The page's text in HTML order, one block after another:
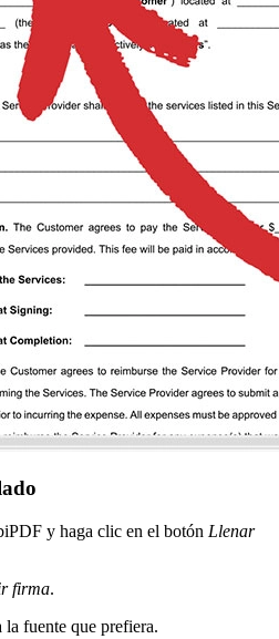
y haga clic en el botón Llenar
firma.
la fuente que prefiera.